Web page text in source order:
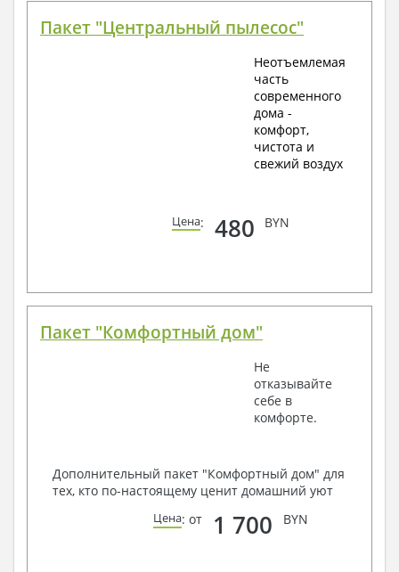
Пакет "Центральный пылесос"
Неотъемлемая
часть
современного
дома -
комфорт,
чистота и
свежий воздух
Цена: 480 BYN
Пакет "Комфортный дом"
Не
отказывайте
себе в
комфорте.
Дополнительный пакет "Комфортный дом" для
тех, кто по-настоящему ценит домашний уют
Цена: от 1 700 BYN